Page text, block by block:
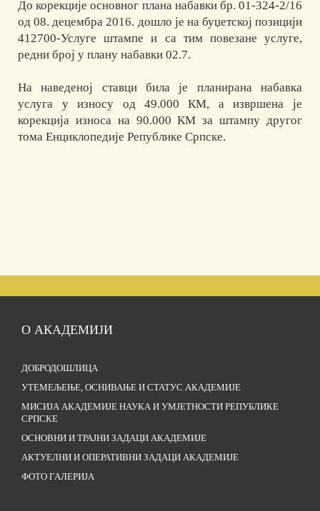
До корекције основног плана набавки бр. 01-324-2/16
од 08. децембра 2016. дошло је на буџетској позицији
412700-Услуге штампе и са тим повезане услуге,
редни број у плану набавки 02.7.
На наведеној ставци била је планирана набавка
услуга у износу од 49.000 КМ, а извршена је
корекција износа на 90.000 КМ за штампу другог
тома Енциклопедије Републике Српске.
О АКАДЕМИЈИ
ДОБРОДОШЛИЦА
УТЕМЕЉЕЊЕ, ОСНИВАЊЕ И СТАТУС АКАДЕМИЈЕ
МИСИЈА АКАДЕМИЈЕ НАУКА И УМЈЕТНОСТИ РЕПУБЛИКЕ
СРПСКЕ
ОСНОВНИ И ТРАЈНИ ЗАДАЦИ АКАДЕМИЈЕ
АКТУЕЛНИ И ОПЕРАТИВНИ ЗАДАЦИ АКАДЕМИЈЕ
ФОТО ГАЛЕРИЈА